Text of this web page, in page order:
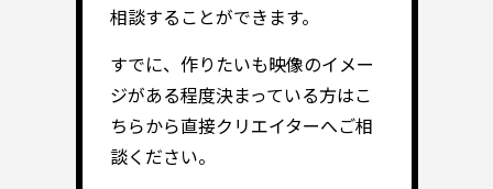
相談することができます。
すでに、作りたいも映像のイメー
ジがある程度決まっている方はこ
ちらから直接クリエイターへご相
談ください。